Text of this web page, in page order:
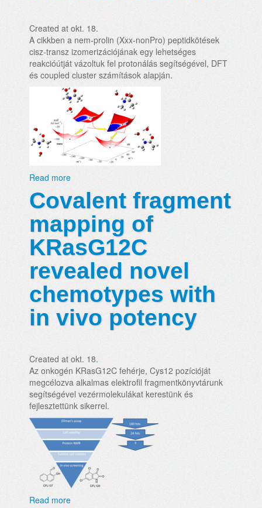
Created at okt. 18.
A cikkben a nem-prolin (Xxx-nonPro) peptidkötések
cisz-transz izomerizációjának egy lehetséges
reakcióútját vázoltuk fel protonálás segítségével, DFT
és coupled cluster számítások alapján.
Read more
Covalent fragment
mapping of
KRasG12C
revealed novel
chemotypes with
in vivo potency
Created at okt. 18.
Az onkogén KRasG12C fehérje, Cys12 pozícióját
megcélozva alkalmas elektrofil fragmentkönyvtárunk
segítségével vezérmolekulákat kerestünk és
fejlesztettünk sikerrel.
Read more